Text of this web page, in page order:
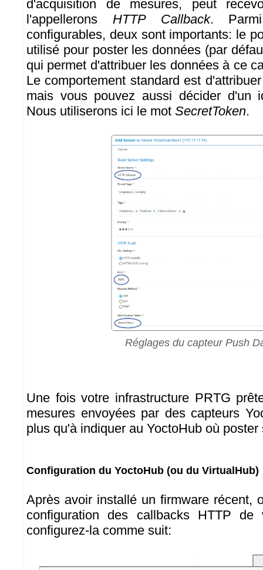
d'acquisition de mesures, peut
l'appellerons HTTP Callback.
configurables, deux sont importants: le
utilisé pour poster les données (par
qui permet d'attribuer les données à ce
Le comportement standard est
mais vous pouvez aussi décider d'un
Nous utiliserons ici le mot SecretToken.
Réglages du capteur Push
Une fois votre infrastructure PRTG
mesures envoyées par des capteurs
plus qu'à indiquer au YoctoHub où
Configuration du YoctoHub (ou du VirtualHub)
Après avoir installé un firmware récent,
configuration des callbacks HTTP de
configurez-la comme suit: